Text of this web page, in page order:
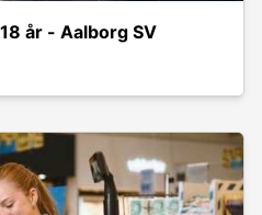
år - Aalborg SV